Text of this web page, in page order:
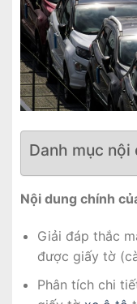
Danh mục nội
Nội dung chính
Giải đáp thắc
được giấy tờ
Phân tích chi